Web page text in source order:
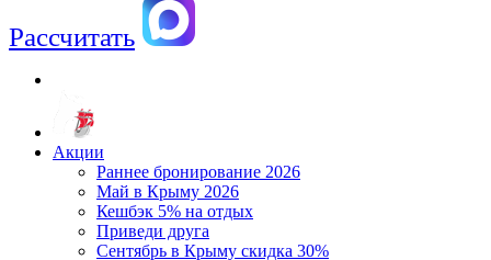
Рассчитать
Акции
Раннее бронирование 2026
Май в Крыму 2026
Кешбэк 5% на отдых
Приведи друга
Сентябрь в Крыму скидка 30%